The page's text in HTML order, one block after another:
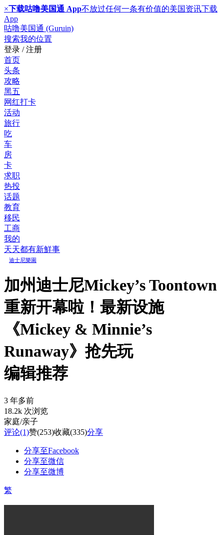
×下载咕噜美国通 App不放过任何一条有价值的美国资讯下载
App
咕噜美国通 (Guruin)
搜索我的位置
登录 / 注册
首页
头条
攻略
黑五
网红打卡
活动
旅行
吃
车
房
卡
求职
热投
话题
教育
移民
工商
我的
天天都有新鮮事
迪士尼樂園
加州迪士尼Mickey’s Toontown
重新开幕啦！最新设施
《Mickey & Minnie’s
Runaway》抢先玩
编辑推荐
3 年多前
18.2k 次浏览
家庭/亲子
评论(1)赞(253)收藏(335)分享
分享至Facebook
分享至微信
分享至微博
繁